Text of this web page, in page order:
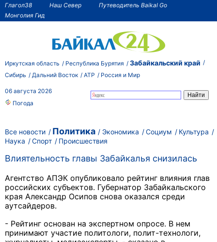
Глагол38 Наш Север
Путеводитель Baikal Go
Монголия Гид
Иркутская область Республика Бурятия Забайкальский край
Сибирь Дальний Восток АТР Россия и Мир
06 августа 2026
Погода
Все новости Политика Экономика Социум
Культура
Наука
Спорт Происшествия
Влиятельность главы Забайкалья снизилась
Агентство АПЭК опубликовало рейтинг влияния глав
российских субъектов. Губернатор Забайкальского
края Александр Осипов снова оказался среди
аутсайдеров.
- Рейтинг основан на экспертном опросе. В нем
принимают участие политологи, полит-технологи,